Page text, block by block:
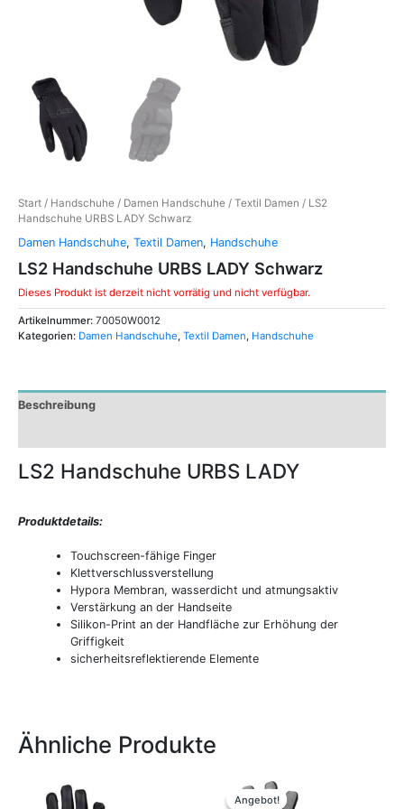
Start / Handschuhe / Damen Handschuhe / Textil Damen / LS2
Handschuhe URBS LADY Schwarz
Damen Handschuhe, Textil Damen, Handschuhe
LS2 Handschuhe URBS LADY Schwarz
Dieses Produkt ist derzeit nicht vorrätig und nicht verfügbar.
Artikelnummer: 70050W0012
Kategorien: Damen Handschuhe, Textil Damen, Handschuhe
Beschreibung
LS2 Handschuhe URBS LADY
Produktdetails:
Touchscreen-fähige Finger
Klettverschlussverstellung
Hypora Membran, wasserdicht und atmungsaktiv
Verstärkung an der Handseite
Silikon-Print an der Handfläche zur Erhöhung der
Griffigkeit
sicherheitsreflektierende Elemente
Ähnliche Produkte
Angebot!
Angebot!
Ursprünglicher
Preis
war:
Preis
ist: